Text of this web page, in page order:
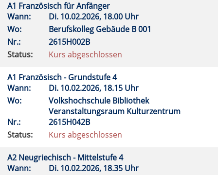
A1 Französisch für Anfänger
Wann:
Di. 10.02.2026, 18.00 Uhr
Wo:
Berufskolleg Gebäude B 001
Nr.:
2615H002B
Status:
Kurs abgeschlossen
A1 Französisch - Grundstufe 4
Wann:
Di. 10.02.2026, 18.15 Uhr
Wo:
Volkshochschule Bibliothek
Veranstaltungsraum Kulturzentrum
Nr.:
2615H042B
Status:
Kurs abgeschlossen
A2 Neugriechisch - Mittelstufe 4
Wann:
Di. 10.02.2026, 18.35 Uhr